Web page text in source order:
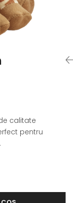
calitate
pentru